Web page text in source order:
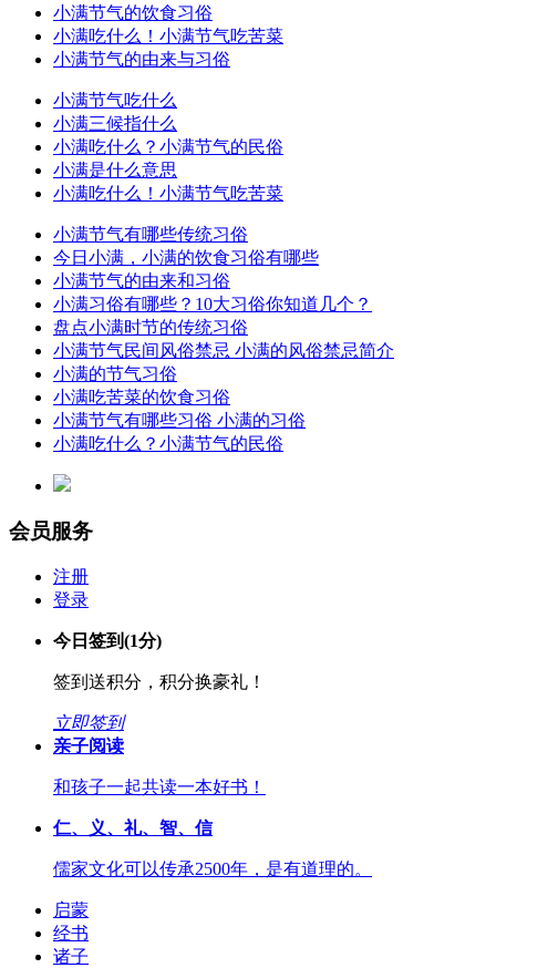
小满节气的饮食习俗
小满吃什么！小满节气吃苦菜
小满节气的由来与习俗
小满节气吃什么
小满三候指什么
小满吃什么？小满节气的民俗
小满是什么意思
小满吃什么！小满节气吃苦菜
小满节气有哪些传统习俗
今日小满，小满的饮食习俗有哪些
小满节气的由来和习俗
小满习俗有哪些？10大习俗你知道几个？
盘点小满时节的传统习俗
小满节气民间风俗禁忌 小满的风俗禁忌简介
小满的节气习俗
小满吃苦菜的饮食习俗
小满节气有哪些习俗 小满的习俗
小满吃什么？小满节气的民俗
会员服务
注册
登录
今日签到(1分)
签到送积分，积分换豪礼！
立即签到
亲子阅读
和孩子一起共读一本好书！
仁、义、礼、智、信
儒家文化可以传承2500年，是有道理的。
启蒙
经书
诸子